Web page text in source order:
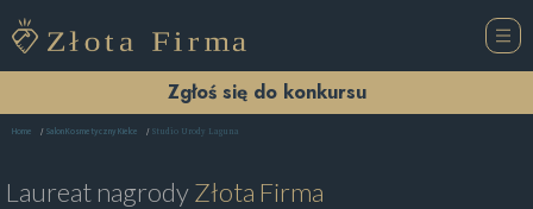
Zgłoś się do konkursu
Home Salon Kosmetyczny Kielce Studio Urody Laguna
Laureat nagrodyZłota Firma